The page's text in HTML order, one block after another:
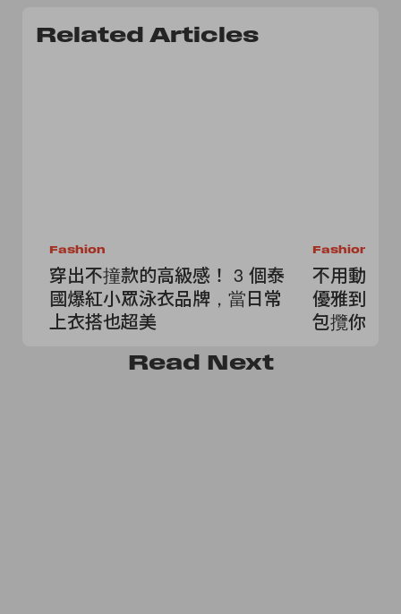
Related Articles
Fashion
穿出不撞款的高級感！ 3 個泰
國爆紅小眾泳衣品牌，當日常
上衣搭也超美
Fashion
不用動腦
優雅到街
包攬你一
Read Next